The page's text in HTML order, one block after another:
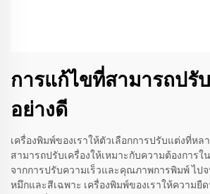
การแก้ไขที่สามารถปรั
อย่างดี
เครื่องพิมพ์ของเราให้ตัวเลือกการปรับแต่งที่หล
สามารถปรับเครื่องให้เหมาะกับความต้องการ
จากการปรับความเร็วและคุณภาพการพิมพ์ ไปจ
หมึกและสีเฉพาะ เครื่องพิมพ์ของเราให้ความยื